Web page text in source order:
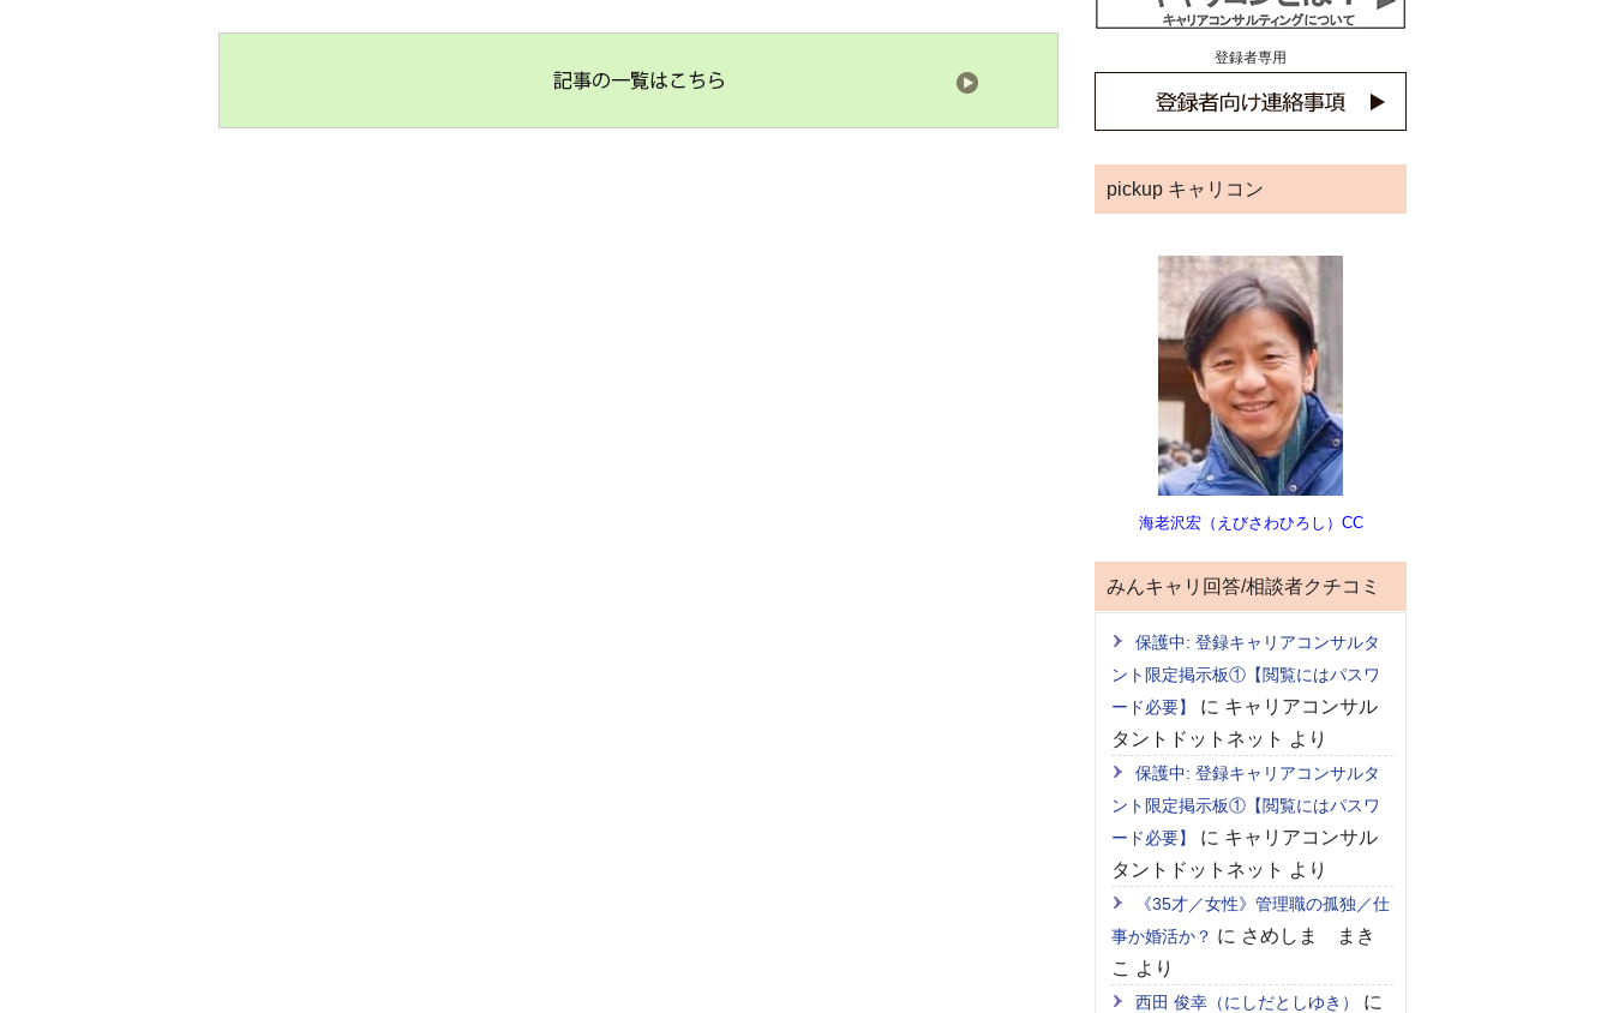
登録者専用
pickup キャリコン
海老沢宏（えびさわひろし）CC
みんキャリ回答/相談者クチコミ
保護中: 登録キャリアコンサルタ
ント限定掲示板①【閲覧にはパスワ
ード必要】
に キャリアコンサル
タントドットネット より
保護中: 登録キャリアコンサルタ
ント限定掲示板①【閲覧にはパスワ
ード必要】
に キャリアコンサル
タントドットネット より
《35才／女性》管理職の孤独／仕
事か婚活か？ に さめしま まき
こ より
西田 俊幸（にしだとしゆき）
に